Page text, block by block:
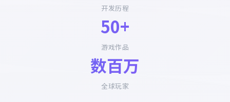
开发历程
50+
游戏作品
数百万
全球玩家